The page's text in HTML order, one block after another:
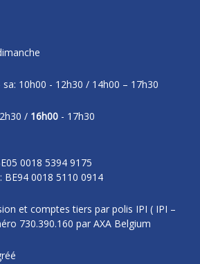
10h00 - 12h30 / 14h00 – 17h30
/ 16h00 - 17h30
0018 5394 9175
0018 5110 0914
et comptes tiers par polis IPI ( IPI –
730.390.160 par AXA Belgium